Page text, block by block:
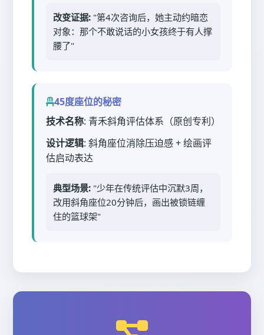
改变证据: "第4次咨询后，她主动约暗恋
对象：那个不敢说话的小女孩终于有人撑
腰了"
45度座位的秘密
技术名称: 青禾斜角评估体系（原创专利）
设计逻辑: 斜角座位消除压迫感 + 绘画评
估启动表达
典型场景: "少年在传统评估中沉默3周，
改用斜角座位20分钟后，画出被锁链缠
住的篮球架"